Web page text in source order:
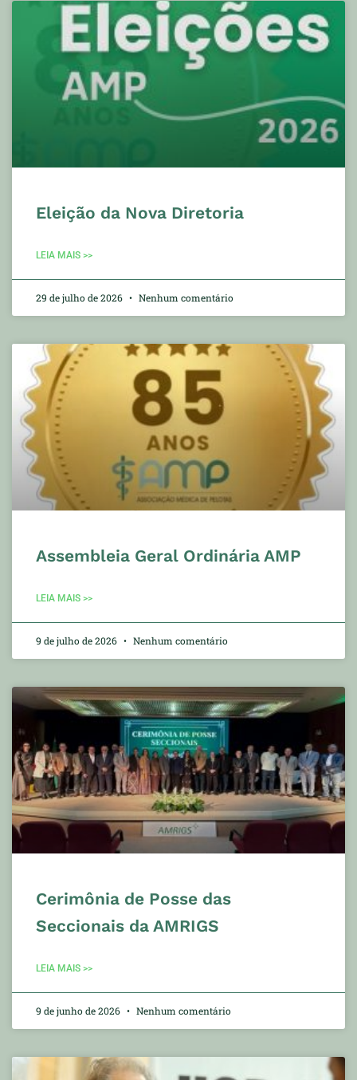
Eleição da Nova Diretoria
LEIA MAIS >>
29 de julho de 2026 Nenhum comentário
Assembleia Geral Ordinária AMP
LEIA MAIS >>
9 de julho de 2026 Nenhum comentário
Cerimônia de Posse das
Seccionais da AMRIGS
LEIA MAIS >>
9 de junho de 2026 Nenhum comentário